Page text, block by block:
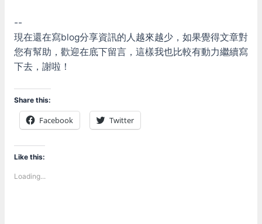
--
現在還在寫blog分享資訊的人越來越少，如果覺得文章對
您有幫助，歡迎在底下留言，這樣我也比較有動力繼續寫
下去，謝啦！
Share this:
Facebook Twitter
Like this:
Loading...